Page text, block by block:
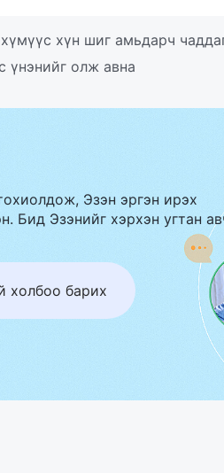
хүн шиг амьдарч
үнэнийг олж авна
Эзэн эргэн ирэх
Бид Эзэнийг хэрхэн угтан
холбоо барих